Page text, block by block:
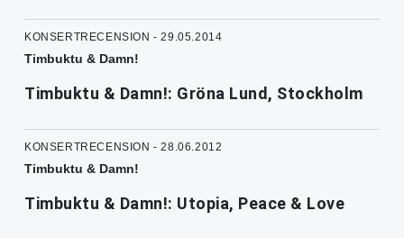
KONSERTRECENSION - 29.05.2014
Timbuktu & Damn!
Timbuktu & Damn!: Gröna Lund, Stockholm
KONSERTRECENSION - 28.06.2012
Timbuktu & Damn!
Timbuktu & Damn!: Utopia, Peace & Love